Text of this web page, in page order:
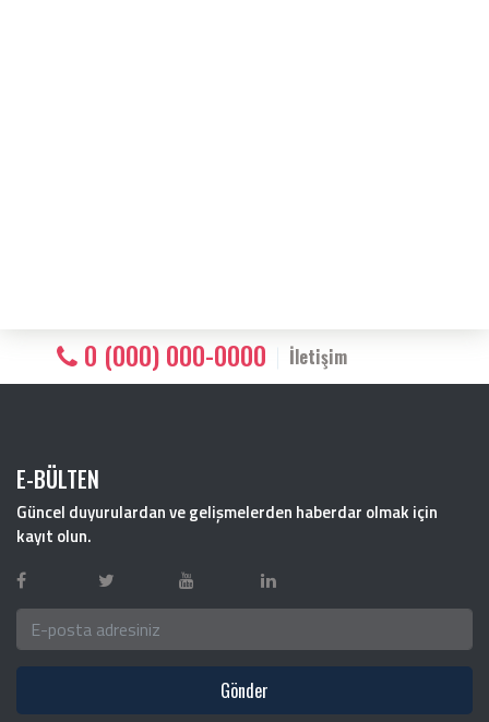
0 (000) 000-0000 İletişim
E-BÜLTEN
Güncel duyurulardan ve gelişmelerden haberdar olmak için
kayıt olun.
Gönder